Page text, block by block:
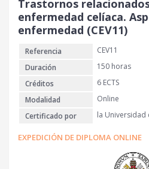
Trastornos
enfermedad celíaca.
enfermedad (CEV11)
Referencia
CEV11
Duración
150 horas
Créditos
6 ECTS
Modalidad
Online
Certificado por
la Universidad
EXPEDICIÓN DE DIPLOMA ONLINE